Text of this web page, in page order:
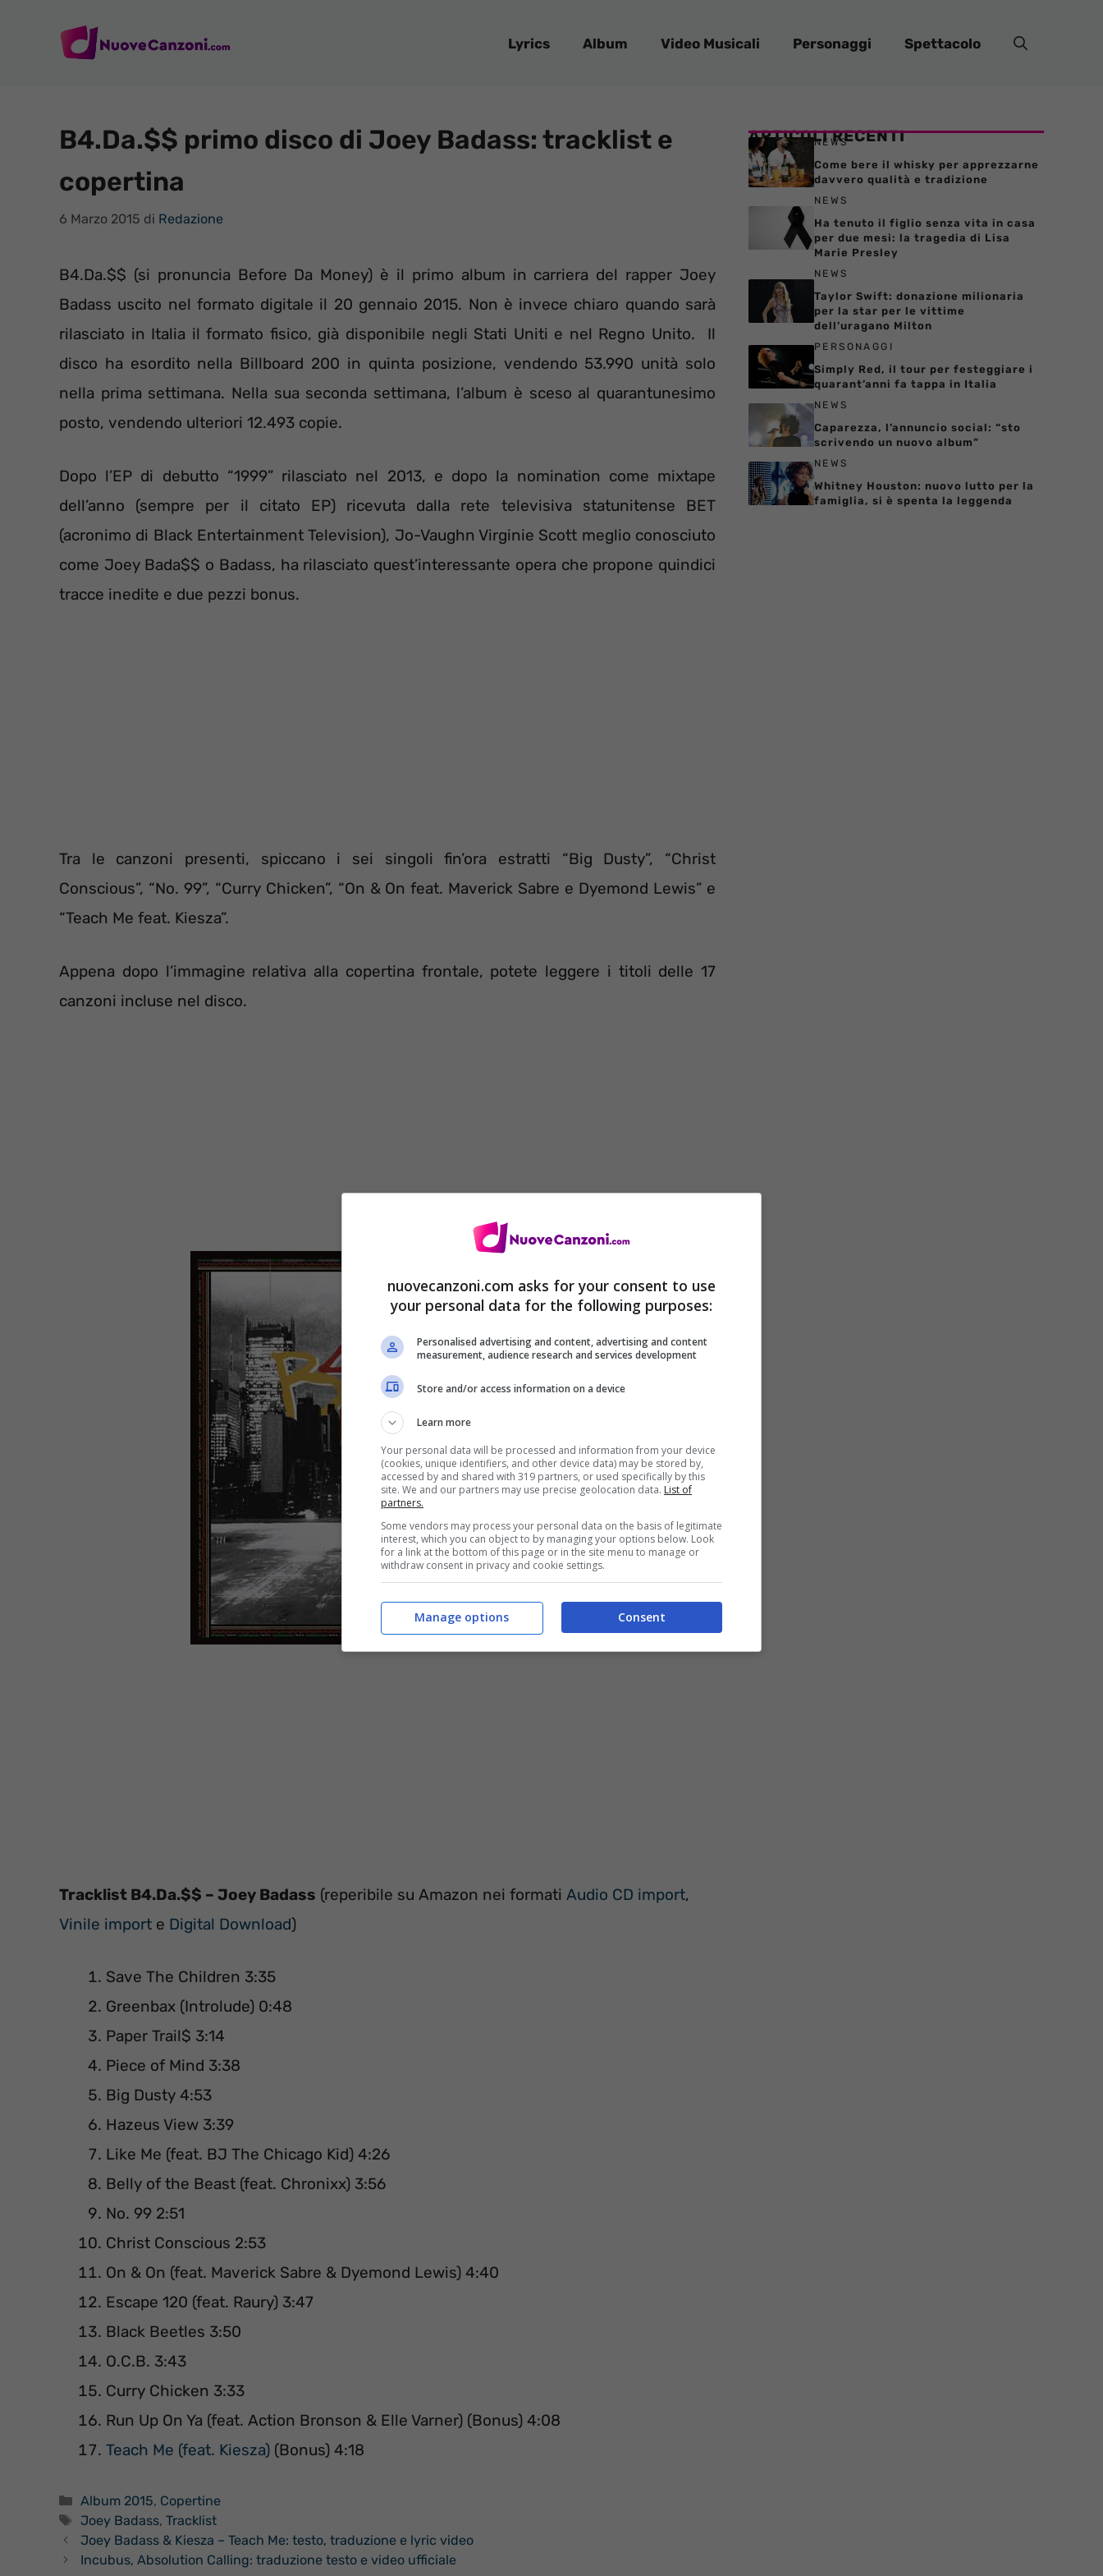
Lyrics Album Video Musicali Personaggi Spettacolo
B4.Da.$$ primo disco di Joey Badass: tracklist e
copertina
6 Marzo 2015 di Redazione
B4.Da.$$ (si pronuncia Before Da Money) è il primo album in carriera del rapper Joey
Badass uscito nel formato digitale il 20 gennaio 2015. Non è invece chiaro quando sarà
rilasciato in Italia il formato fisico, già disponibile negli Stati Uniti e nel Regno Unito. Il
disco ha esordito nella Billboard 200 in quinta posizione, vendendo 53.990 unità solo
nella prima settimana. Nella sua seconda settimana, l’album è sceso al quarantunesimo
posto, vendendo ulteriori 12.493 copie.
Dopo l’EP di debutto “1999” rilasciato nel 2013, e dopo la nomination come mixtape
dell’anno (sempre per il citato EP) ricevuta dalla rete televisiva statunitense BET
(acronimo di Black Entertainment Television), Jo-Vaughn Virginie Scott meglio conosciuto
come Joey Bada$$ o Badass, ha rilasciato quest’interessante opera che propone quindici
tracce inedite e due pezzi bonus.
Tra le canzoni presenti, spiccano i sei singoli fin’ora estratti “Big Dusty”, “Christ
Conscious”, “No. 99”, “Curry Chicken”, “On & On feat. Maverick Sabre e Dyemond Lewis” e
“Teach Me feat. Kiesza”.
Appena dopo l’immagine relativa alla copertina frontale, potete leggere i titoli delle 17
canzoni incluse nel disco.
Tracklist B4.Da.$$ – Joey Badass (reperibile su Amazon nei formati Audio CD import,
Vinile import e Digital Download)
Save The Children 3:35
Greenbax (Introlude) 0:48
Paper Trail$ 3:14
Piece of Mind 3:38
Big Dusty 4:53
Hazeus View 3:39
Like Me (feat. BJ The Chicago Kid) 4:26
Belly of the Beast (feat. Chronixx) 3:56
No. 99 2:51
Christ Conscious 2:53
On & On (feat. Maverick Sabre & Dyemond Lewis) 4:40
Escape 120 (feat. Raury) 3:47
Black Beetles 3:50
O.C.B. 3:43
Curry Chicken 3:33
Run Up On Ya (feat. Action Bronson & Elle Varner) (Bonus) 4:08
Teach Me (feat. Kiesza) (Bonus) 4:18
Categorie
Album 2015, Copertine
Tag
Joey Badass, Tracklist
Joey Badass & Kiesza – Teach Me: testo, traduzione e lyric video
Incubus, Absolution Calling: traduzione testo e video ufficiale
ARTICOLI RECENTI
NEWS
Come bere il whisky per apprezzarne
davvero qualità e tradizione
NEWS
Ha tenuto il figlio senza vita in casa
per due mesi: la tragedia di Lisa
Marie Presley
NEWS
Taylor Swift: donazione milionaria
per la star per le vittime
dell’uragano Milton
PERSONAGGI
Simply Red, il tour per festeggiare i
quarant’anni fa tappa in Italia
NEWS
Caparezza, l’annuncio social: “sto
scrivendo un nuovo album”
NEWS
Whitney Houston: nuovo lutto per la
famiglia, si è spenta la leggenda
nuovecanzoni.com asks for your consent to use
your personal data for the following purposes:
Personalised advertising and content, advertising and content
measurement, audience research and services development
Store and/or access information on a device
Learn more
Your personal data will be processed and information from your device
(cookies, unique identifiers, and other device data) may be stored by,
accessed by and shared with 319 partners, or used specifically by this
site. We and our partners may use precise geolocation data. List of
partners.
Some vendors may process your personal data on the basis of legitimate
interest, which you can object to by managing your options below. Look
for a link at the bottom of this page or in the site menu to manage or
withdraw consent in privacy and cookie settings.
Consent
Manage options